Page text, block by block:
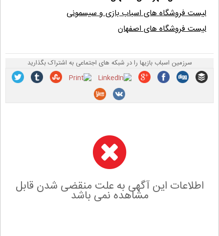
لیست فروشگاه های اسباب بازی و سیسمونی
لیست فروشگاه های اصفهان
سرزمین اسباب بازیها را در شبکه های اجتماعی به اشتراک بگذارید
اطلاعات این آگهی به علت منقضی شدن قابل
مشاهده نمی باشد